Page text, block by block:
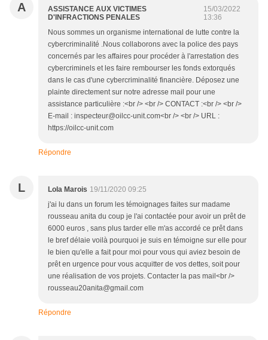
A
ASSISTANCE AUX VICTIMES
D'INFRACTIONS PENALES
15/03/2022
13:36
Nous sommes un organisme international de lutte contre la
cybercriminalité .Nous collaborons avec la police des pays
concernés par les affaires pour procéder à l'arrestation des
cybercriminels et les faire rembourser les fonds extorqués
dans le cas d'une cybercriminalité financière. Déposez une
plainte directement sur notre adresse mail pour une
assistance particulière :<br /> <br /> CONTACT :<br /> <br />
E-mail : inspecteur@oilcc-unit.com<br /> <br /> URL :
https://oilcc-unit.com
Répondre
L Lola Marois 19/11/2020 09:25
j'ai lu dans un forum les témoignages faites sur madame
rousseau anita du coup je l'ai contactée pour avoir un prêt de
6000 euros , sans plus tarder elle m'as accordé ce prêt dans
le bref délaie voilà pourquoi je suis en témoigne sur elle pour
le bien qu'elle a fait pour moi pour vous qui aviez besoin de
prêt en urgence pour vous acquitter de vos dettes, soit pour
une réalisation de vos projets. Contacter la pas mail<br />
rousseau20anita@gmail.com
Répondre